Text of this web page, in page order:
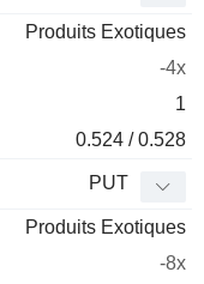
Produits Exotiques
-4x
1
0.524 / 0.528
PUT
Produits Exotiques
-8x